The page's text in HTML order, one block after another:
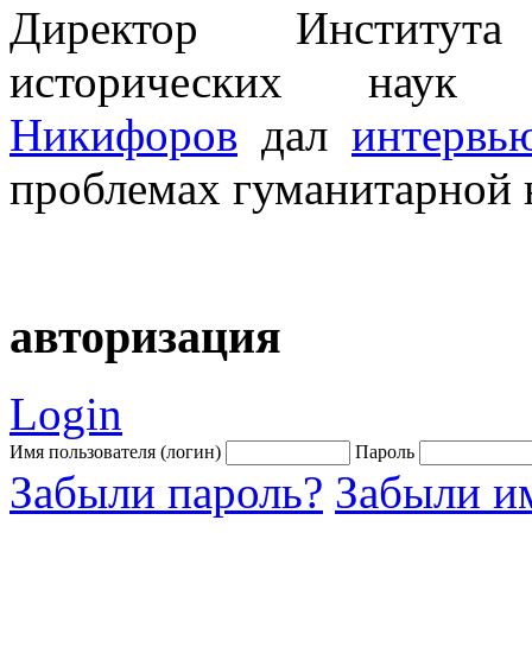
Директор
исторических
Никифоров дал
проблемах гуманитарной
авторизация
Login
Имя пользователя (логин) Пароль
Забыли пароль? Забыли